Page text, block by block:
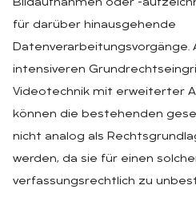
Bildaufnahmen oder -
für darüber hinausgehende
Datenverarbeitungsvorgänge.
intensiveren
Videotechnik mit erweiterter
können die bestehenden
nicht analog als
werden, da sie für einen
verfassungsrechtlich zu